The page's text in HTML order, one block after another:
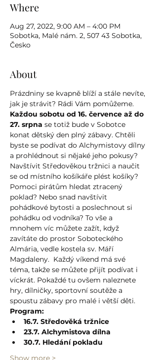
Where
Aug 27, 2022, 9:00 AM – 4:00 PM
Sobotka, Malé nám. 2, 507 43 Sobotka,
Česko
About
Prázdniny se kvapně blíží a stále nevíte,
jak je strávit? Rádi Vám pomůžeme.
Každou sobotu od 16. července až do
27. srpna se totiž bude v Sobotce
konat dětský den plný zábavy. Chtěli
byste se podívat do Alchymistovy dílny
a prohlédnout si nějaké jeho pokusy?
Navštívit Středověkou tržnici a naučit
se od místního košíkáře plést košíky?
Pomoci pirátům hledat ztracený
poklad? Nebo snad navštívit
pohádkové bytosti a poslechnout si
pohádku od vodníka? To vše a
mnohem víc můžete zažít, když
zavítáte do prostor Soboteckého
Almária, vedle kostela sv. Máří
Magdaleny.  Každý víkend má své
téma, takže se můžete přijít podívat i
víckrát. Pokaždé tu ovšem naleznete
hry, dílničky, sportovní soutěže a
spoustu zábavy pro malé i větší děti.
Program:
16.7. Středověká tržnice
23.7. Alchymistova dílna
30.7. Hledání pokladu
Show more >